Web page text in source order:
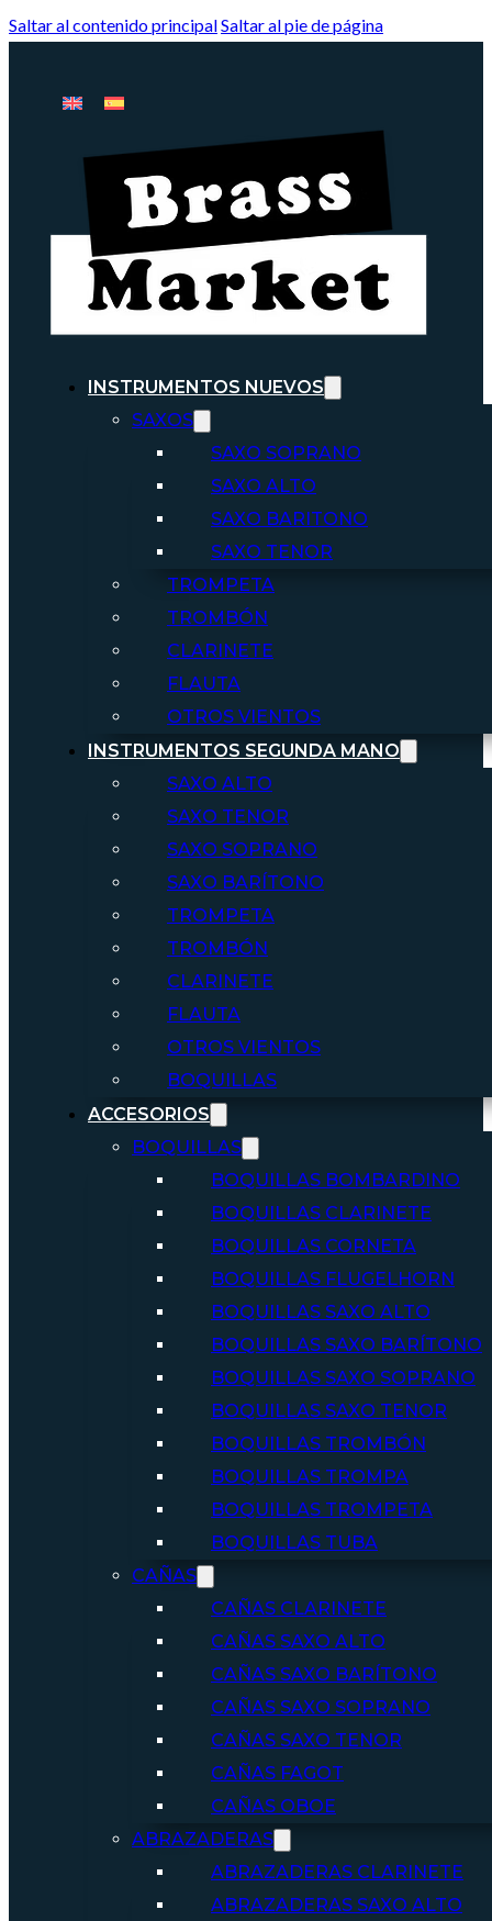
Saltar al contenido principalSaltar al pie de página
INSTRUMENTOS NUEVOS
SAXOS
SAXO SOPRANO
SAXO ALTO
SAXO BARITONO
SAXO TENOR
TROMPETA
TROMBÓN
CLARINETE
FLAUTA
OTROS VIENTOS
INSTRUMENTOS SEGUNDA MANO
SAXO ALTO
SAXO TENOR
SAXO SOPRANO
SAXO BARÍTONO
TROMPETA
TROMBÓN
CLARINETE
FLAUTA
OTROS VIENTOS
BOQUILLAS
ACCESORIOS
BOQUILLAS
BOQUILLAS BOMBARDINO
BOQUILLAS CLARINETE
BOQUILLAS CORNETA
BOQUILLAS FLUGELHORN
BOQUILLAS SAXO ALTO
BOQUILLAS SAXO BARÍTONO
BOQUILLAS SAXO SOPRANO
BOQUILLAS SAXO TENOR
BOQUILLAS TROMBÓN
BOQUILLAS TROMPA
BOQUILLAS TROMPETA
BOQUILLAS TUBA
CAÑAS
CAÑAS CLARINETE
CAÑAS SAXO ALTO
CAÑAS SAXO BARÍTONO
CAÑAS SAXO SOPRANO
CAÑAS SAXO TENOR
CAÑAS FAGOT
CAÑAS OBOE
ABRAZADERAS
ABRAZADERAS CLARINETE
ABRAZADERAS SAXO ALTO